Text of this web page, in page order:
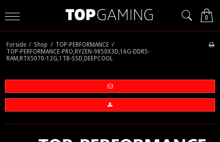
0
Forside / Shop / TOP-PERFORMANCE /
TOP-PERFORMANCE-PRO,RYZEN-9850X3D,16G-DDR5-
RAM,RTX5070-12G,1TB-SSD,DEEPCOOL